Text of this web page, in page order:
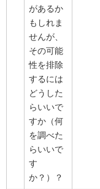
があるか
もしれま
せんが、
その可能
性を排除
するには
どうした
らいいで
すか（何
を調べた
らいいで
す
か？）？